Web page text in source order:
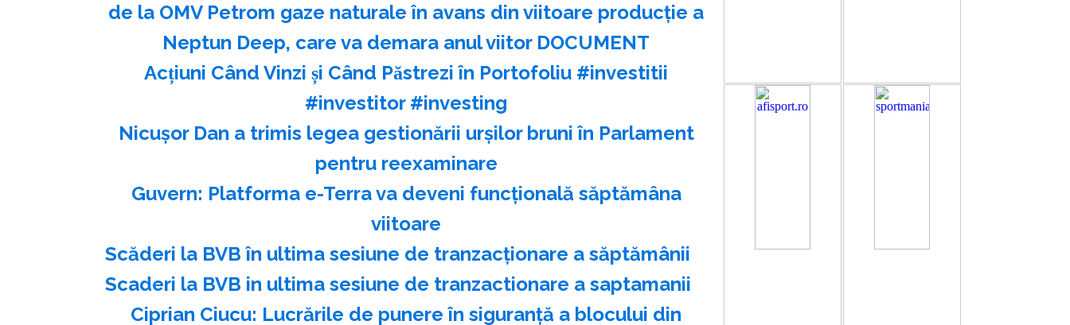
de la OMV Petrom gaze naturale în avans din viitoare producție a
Neptun Deep, care va demara anul viitor DOCUMENT
Acțiuni Când Vinzi și Când Păstrezi în Portofoliu #investitii
#investitor #investing
Nicuşor Dan a trimis legea gestionării urşilor bruni în Parlament
pentru reexaminare
Guvern: Platforma e-Terra va deveni funcţională săptămâna
viitoare
Scăderi la BVB în ultima sesiune de tranzacţionare a săptămânii
Scaderi la BVB in ultima sesiune de tranzactionare a saptamanii
Ciprian Ciucu: Lucrările de punere în siguranţă a blocului din